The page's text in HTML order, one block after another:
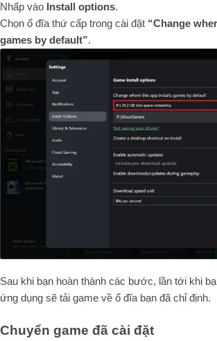
Nhấp vào Install options.
Chọn ổ đĩa thứ cấp trong cài đặt “Change
games by default”.
Sau khi bạn hoàn thành các bước, lần tới khi
ứng dụng sẽ tải game về ổ đĩa bạn đã chỉ định.
Chuyển game đã cài đặt